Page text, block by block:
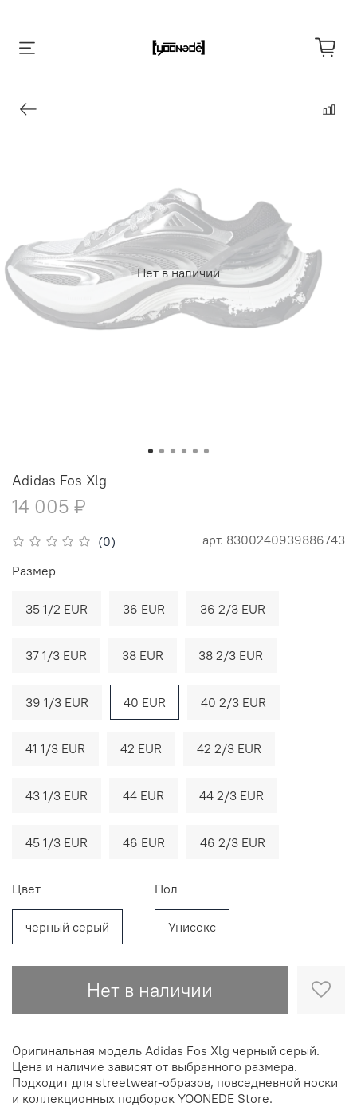
Нет в наличии
(0) арт. 8300240939886743
Adidas Fos Xlg
14 005 ₽
Нет в наличии
Размер
35 1/2 EUR 36 EUR 36 2/3 EUR
37 1/3 EUR 38 EUR 38 2/3 EUR
39 1/3 EUR 40 EUR 40 2/3 EUR
41 1/3 EUR 42 EUR 42 2/3 EUR
43 1/3 EUR 44 EUR 44 2/3 EUR
45 1/3 EUR 46 EUR 46 2/3 EUR
Цвет
черный серый
Пол
Унисекс
Оригинальная модель Adidas Fos Xlg черный серый.
Цена и наличие зависят от выбранного размера.
Подходит для streetwear-образов, повседневной носки
и коллекционных подборок YOONEDE Store.